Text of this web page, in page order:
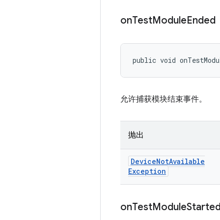
onTestModuleEnded
public void
允许捕获模块结束事件。
抛出
DeviceNotAvailable
Exception
onTestModule